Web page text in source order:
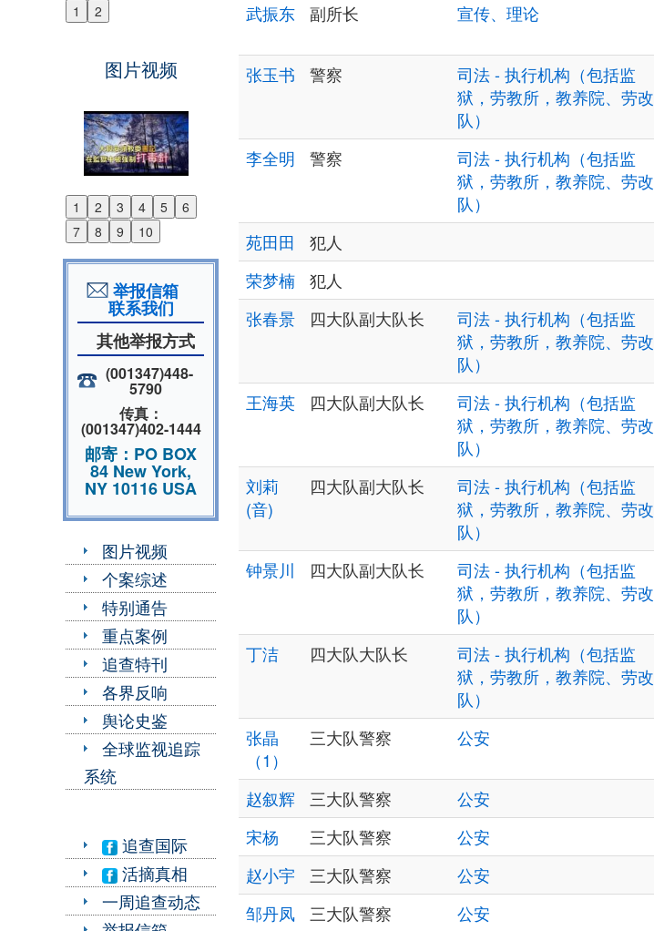
1 2
Previous
图片视频
1 2 3 4 5
6
7
8 9 10
Previous
Next
举报信箱
联系我们
其他举报方式
(001347)448-
5790
传真：
(001347)402-1444
邮寄：PO BOX
84 New York,
NY 10116 USA
图片视频
个案综述
特别通告
重点案例
追查特刊
各界反响
舆论史鉴
全球监视追踪
系统
追查国际
活摘真相
一周追查动态
武振东 副所长 宣传、理论
张玉书
警察
司法 - 执行机构（包括监
狱，劳教所，教养院、劳改
队）
李全明
警察
司法 - 执行机构（包括监
狱，劳教所，教养院、劳改
队）
苑田田
犯人
荣梦楠
犯人
张春景
四大队副大队长
司法 - 执行机构（包括监
狱，劳教所，教养院、劳改
队）
王海英 四大队副大队长
司法 - 执行机构（包括监
狱，劳教所，教养院、劳改
队）
刘莉
(音)
四大队副大队长
司法 - 执行机构（包括监
狱，劳教所，教养院、劳改
队）
钟景川 四大队副大队长
司法 - 执行机构（包括监
狱，劳教所，教养院、劳改
队）
丁洁 四大队大队长
司法 - 执行机构（包括监
狱，劳教所，教养院、劳改
队）
张晶
（1）
三大队警察 公安
赵叙辉 三大队警察
公安
宋杨
三大队警察
公安
赵小宇
三大队警察
公安
邹丹凤
三大队警察 公安